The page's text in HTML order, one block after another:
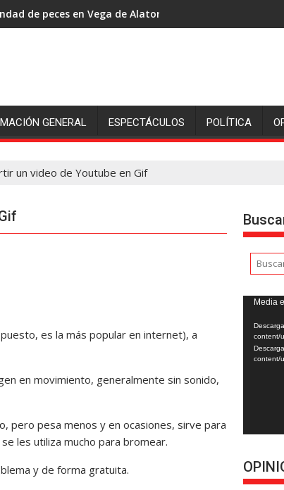
de peces en Vega de Alatorre: pescadores piden
GENERAL ESPECTÁCULOS POLÍTICA
un video de Youtube en Gif
es la más popular en internet), a
en movimiento, generalmente sin sonido,
pero pesa menos y en ocasiones, sirve para
les utiliza mucho para bromear.
y de forma gratuita.
de
vídeo
Media
content/
content/